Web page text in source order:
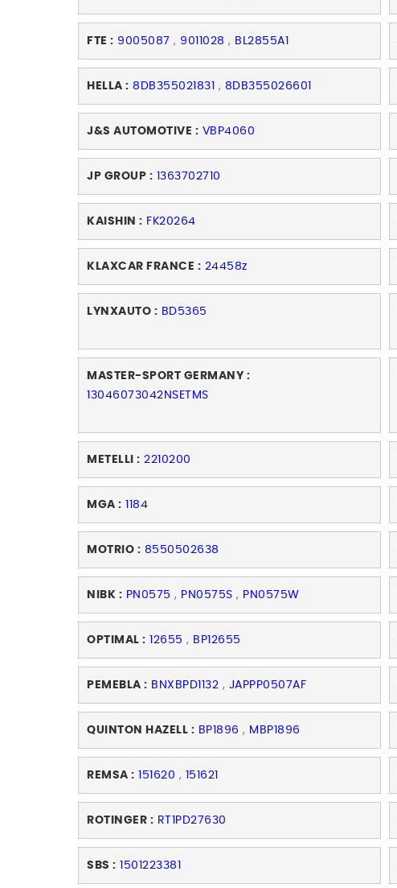
FTE : 9005087 , 9011028 , BL2855A1
HELLA : 8DB355021831 , 8DB355026601
J&S AUTOMOTIVE : VBP4060
JP GROUP : 1363702710
KAISHIN : FK20264
KLAXCAR FRANCE : 24458z
LYNXAUTO : BD5365
MASTER-SPORT GERMANY :
13046073042NSETMS
METELLI : 2210200
MGA : 1184
MOTRIO : 8550502638
NIBK : PN0575 , PN0575S , PN0575W
OPTIMAL : 12655 , BP12655
PEMEBLA : BNXBPD1132 , JAPPP0507AF
QUINTON HAZELL : BP1896 , MBP1896
REMSA : 151620 , 151621
ROTINGER : RT1PD27630
SBS : 1501223381